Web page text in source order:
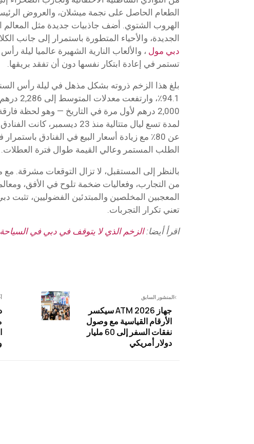
الطعام الحاصل على نجمة ميشلان، والعروض
الهروب الشتوي. أضف جاذبيات جديدة مثل المعالم
الجديدة، والأحياء المتطورة باستمرار إلى جانب
دبي مول ، والألعاب النارية الشهيرة عالميا
تستمر في إعادة ابتكار نفسها دون أن تفقد بريقها.
بلغ هذا الزخم ذروته بشكل مذهل في ليلة رأس
2,000 درهم لأول مرة في التاريخ — وهو لحظة
لمدة تسع ليال متتالية منذ 23
الطلب المستمر وعالي القيمة طوال فترة العطلات.
بالنظر إلى المستقبل، لا تزال التوقعات مشرقة. مع
من التجارب، وفعاليات ضخمة تلوح في الأفق،
المعجبين المخلصين والمبتدئين الفضوليين، تثبت
تعني تكرار التجربات.
اقرأ أيضا:الزخم الذي لا يتوقف في دبي في السياحة
المنشور السابق
جهاز ATM 2026 سيكسر
الأرقام القياسية مع وصول
نفقات السفر إلى 60 مليار
دولار أمريكي